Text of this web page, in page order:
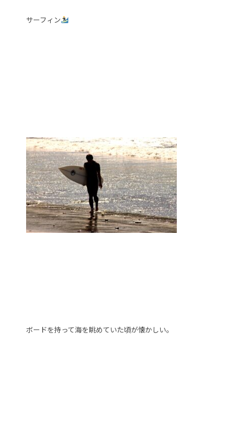
サーフィン
ボードを持って海を眺めていた頃が懐かしい。